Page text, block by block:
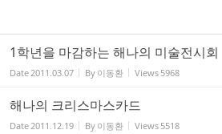
1학년을 마감하는 해나의 미술전시회
Date 2011.03.07 By 이동환 Views 5968
해나의 크리스마스카드
Date 2011.12.19 By 이동환 Views 5518